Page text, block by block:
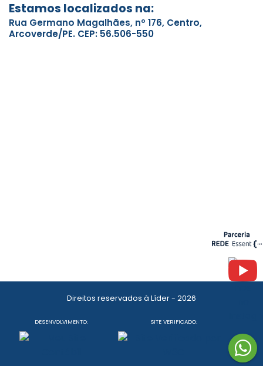
Estamos localizados na:
Rua Germano Magalhães, nº 176, Centro,
Arcoverde/PE. CEP: 56.506-550
Direitos reservados à Líder - 2026
DESENVOLVIMENTO: SITE VERIFICADO: